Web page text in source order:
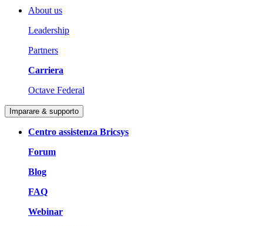
About us
Leadership
Partners
Carriera
Octave Federal
Imparare & supporto
Centro assistenza Bricsys
Forum
Blog
FAQ
Webinar